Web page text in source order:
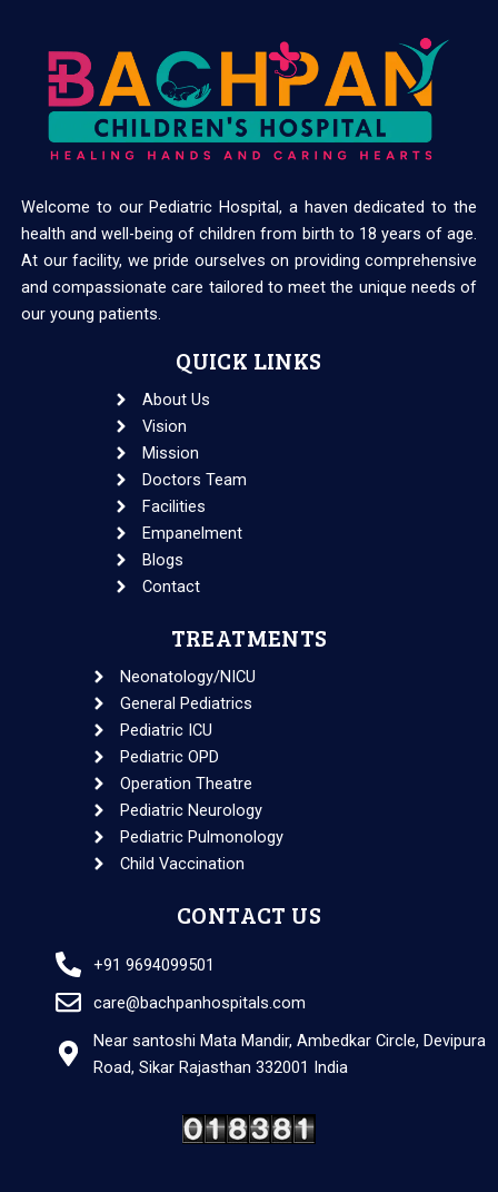
Welcome to our Pediatric Hospital, a haven dedicated to the
health and well-being of children from birth to 18 years of age.
At our facility, we pride ourselves on providing comprehensive
and compassionate care tailored to meet the unique needs of
our young patients.
QUICK LINKS
About Us
Vision
Mission
Doctors Team
Facilities
Empanelment
Blogs
Contact
TREATMENTS
Neonatology/NICU
General Pediatrics
Pediatric ICU
Pediatric OPD
Operation Theatre
Pediatric Neurology
Pediatric Pulmonology
Child Vaccination
CONTACT US
+91 9694099501
care@bachpanhospitals.com
Near santoshi Mata Mandir, Ambedkar Circle, Devipura
Road, Sikar Rajasthan 332001 India